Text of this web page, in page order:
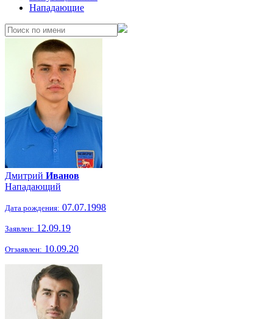
Нападающие
Дмитрий Иванов
Нападающий
Дата рождения: 07.07.1998
Заявлен: 12.09.19
Отзаявлен: 10.09.20